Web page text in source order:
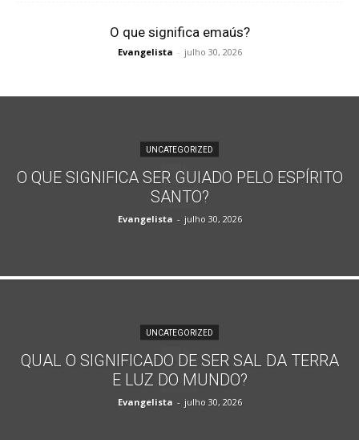
O que significa emaús?
Evangelista - julho 30, 2026
UNCATEGORIZED
O QUE SIGNIFICA SER GUIADO PELO ESPÍRITO
SANTO?
Evangelista - julho 30, 2026
UNCATEGORIZED
QUAL O SIGNIFICADO DE SER SAL DA TERRA
E LUZ DO MUNDO?
Evangelista - julho 30, 2026